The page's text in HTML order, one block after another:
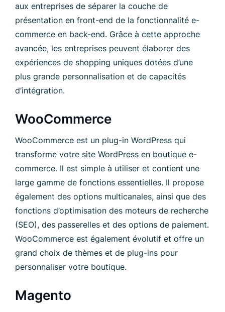
aux entreprises de séparer la couche de
présentation en front-end de la fonctionnalité e-
commerce en back-end. Grâce à cette approche
avancée, les entreprises peuvent élaborer des
expériences de shopping uniques dotées d’une
plus grande personnalisation et de capacités
d’intégration.
WooCommerce
WooCommerce est un plug-in WordPress qui
transforme votre site WordPress en boutique e-
commerce. Il est simple à utiliser et contient une
large gamme de fonctions essentielles. Il propose
également des options multicanales, ainsi que des
fonctions d’optimisation des moteurs de recherche
(SEO), des passerelles et des options de paiement.
WooCommerce est également évolutif et offre un
grand choix de thèmes et de plug-ins pour
personnaliser votre boutique.
Magento